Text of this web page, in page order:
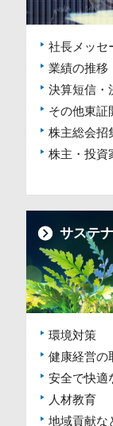
社長メッセ
業績の推移
決算短信・
その他東証
株主総会招
株主・投資
サステ
環境対策
健康経営の
安全で快適
人材教育
地域貢献な